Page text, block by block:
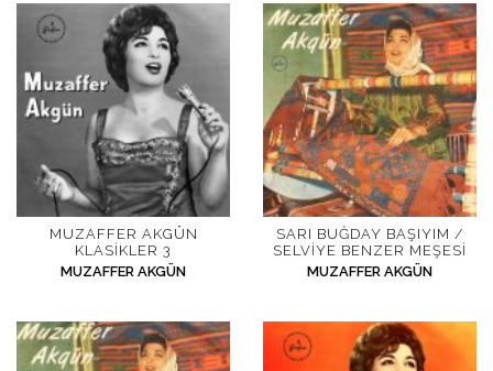
MUZAFFER AKGÜN
KLASIKLER 3
MUZAFFER AKGÜN
SARI BUĞDAY BAŞIYIM /
SELVIYE BENZER MEŞESI
MUZAFFER AKGÜN